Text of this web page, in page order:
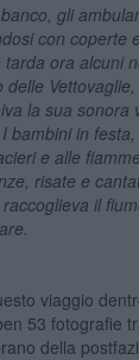
gli
con coperte
ora alcuni
la sua
bambini in
e alle
risate e
il
viaggio
53 fotografie
della